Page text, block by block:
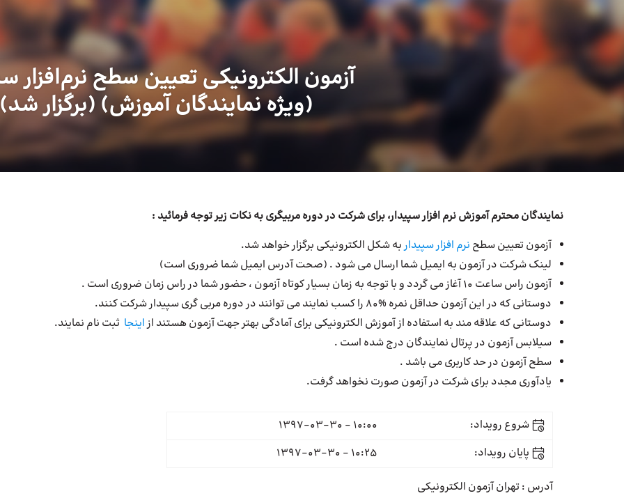
آزمون الکترونیکی تعیین سطح نرم‌افزار
(ویژه نمایندگان آموزش) (برگزار شد)
نمایندگان محترم آموزش نرم افزار سپیدار، برای شرکت در دوره مربیگری به نکات زیر توجه فرمائید :
آزمون تعیین سطح نرم افزار سپیداربه شکل الکترونیکی برگزار خواهد شد.
لینک شرکت در آزمون به ایمیل شما ارسال می شود . (صحت آدرس ایمیل شما ضروری است)
آزمون راس ساعت 10 آغاز می گردد و با توجه به زمان بسیار کوتاه آزمون ، حضور شما در راس زمان ضروری است .
دوستانی که در این آزمون حداقل نمره %80 را کسب نمایند می توانند در دوره مربی گری سپیدار شرکت کنند.
دوستانی که علاقه مند به استفاده از آموزش الکترونیکی برای آمادگی بهتر جهت آزمون هستند ازاینجا ثبت نام نمایند.
سیلابس آزمون در پرتال نمایندگان درج شده است .
سطح آزمون در حد کاربری می باشد .
یادآوری مجدد برای شرکت در آزمون صورت نخواهد گرفت.
شروع رویداد:
10:00 - 1397-03-30
پایان رویداد:
10:25 - 1397-03-30
آدرس : تهران آزمون الکترونیکی